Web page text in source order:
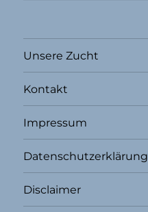
Unsere Zucht
Kontakt
Impressum
Datenschutzerklärung
Disclaimer